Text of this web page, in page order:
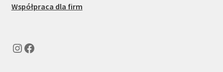
Współpraca dla firm
Instagram
Facebook